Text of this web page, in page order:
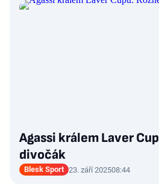
Agassi králem Laver
divočák
Blesk Sport 23. září 202508:44